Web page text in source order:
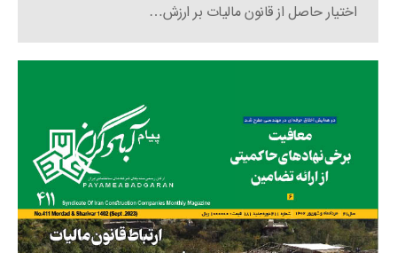
اختیار حاصل از قانون مالیات بر ارزش…